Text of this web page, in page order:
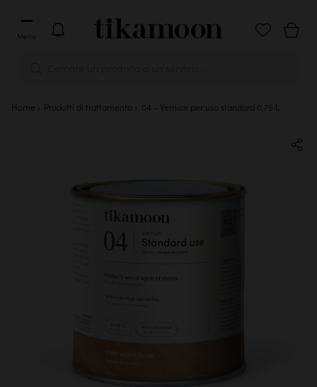
Menu
Home Prodotti di trattamento 04 - Vernice per uso standard 0,75 L